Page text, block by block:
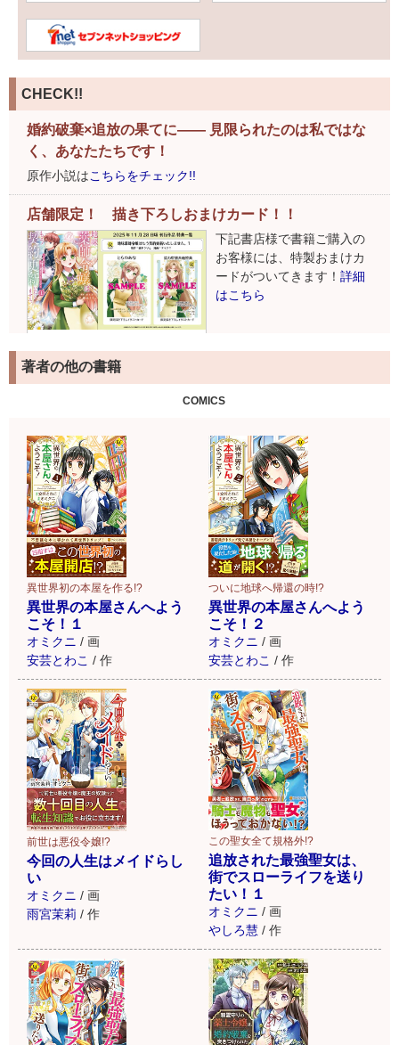
CHECK!!
婚約破棄×追放の果てに―― 見限られたのは私ではな
く、あなたたちです！
原作小説はこちらをチェック!!
店舗限定！ 描き下ろしおまけカード！！
下記書店様で書籍ご購入の
お客様には、特製おまけカ
ードがついてきます！ 詳細
はこちら
著者の他の書籍
COMICS
異世界初の本屋を作る!?
異世界の本屋さんへよう
こそ！１
オミクニ / 画
安芸とわこ / 作
ついに地球へ帰還の時!?
異世界の本屋さんへよう
こそ！２
オミクニ / 画
安芸とわこ / 作
前世は悪役令嬢!?
今回の人生はメイドらし
い
オミクニ / 画
雨宮茉莉 / 作
この聖女全て規格外!?
追放された最強聖女は、
街でスローライフを送り
たい！１
オミクニ / 画
やしろ慧 / 作